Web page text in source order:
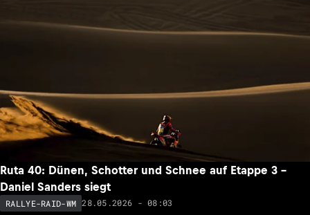
Ruta 40: Dünen, Schotter und Schnee auf Etappe 3 –
Daniel Sanders siegt
RALLYE-RAID-WM 28.05.2026 - 08:03